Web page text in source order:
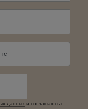
данныx и соглашаюсь c